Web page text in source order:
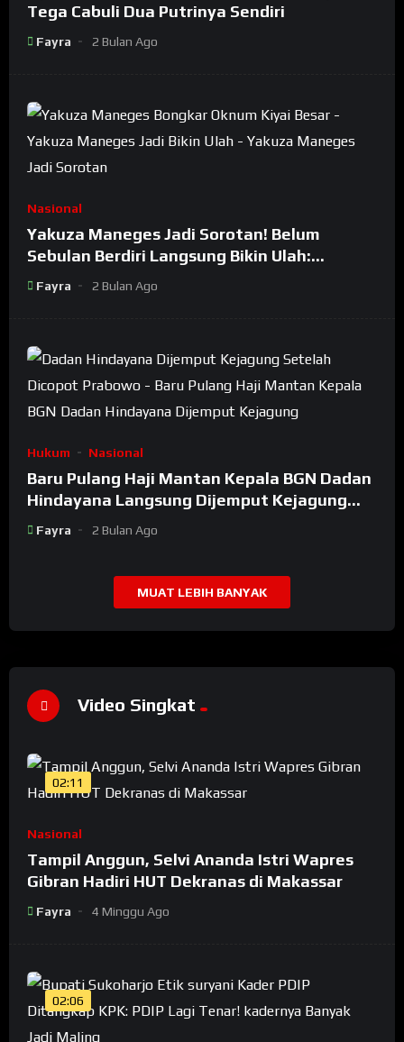
Tega Cabuli Dua Putrinya Sendiri
Fayra 2 Bulan Ago
Nasional
Yakuza Maneges Jadi Sorotan! Belum
Sebulan Berdiri Langsung Bikin Ulah:
Bongkar Oknum Kiyai Besar
Fayra 2 Bulan Ago
Hukum Nasional
Baru Pulang Haji Mantan Kepala BGN Dadan
Hindayana Langsung Dijemput Kejagung
Setelah Dicopot Prabowo
Fayra 2 Bulan Ago
MUAT LEBIH BANYAK
Video Singkat
02:11
Nasional
Tampil Anggun, Selvi Ananda Istri Wapres
Gibran Hadiri HUT Dekranas di Makassar
Fayra 4 Minggu Ago
02:06